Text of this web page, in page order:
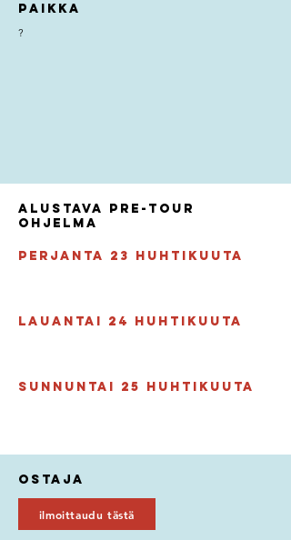
Paikka
?
alustava Pre-tour
Ohjelma
Perjanta 23 huhtikuuta
Lauantai 24 huhtikuuta
Sunnuntai 25 huhtikuuta
Ostaja
ilmoittaudu tästä